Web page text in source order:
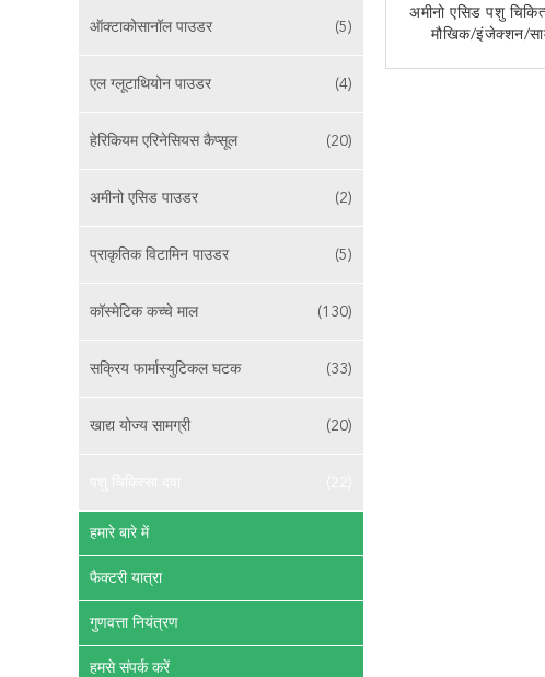
ऑक्टाकोसानॉल पाउडर (5)
एल ग्लूटाथियोन पाउडर (4)
हेरिकियम एरिनेसियस कैप्सूल (20)
अमीनो एसिड पाउडर (2)
प्राकृतिक विटामिन पाउडर (5)
कॉस्मेटिक कच्चे माल (130)
सक्रिय फार्मास्युटिकल घटक (33)
खाद्य योज्य सामग्री (20)
हमारे बारे में
फैक्टरी यात्रा
गुणवत्ता नियंत्रण
हमसे संपर्क करें
अमीनो एसिड पशु
मौखिक/इंजेक्शन/